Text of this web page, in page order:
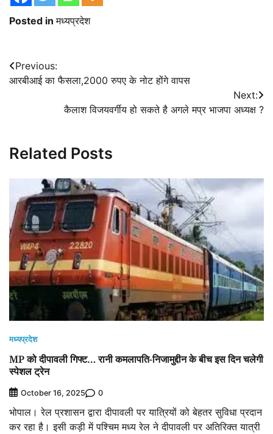
Posted inमध्यप्रदेश
Post
navigation
Previous:
आरबीआई का फैसला,2000 रुपए के नोट होंगे वापस
Next:
कैलाश विजयवर्गीय हो सकते है अगले मप्र भाजपा अध्यक्ष ?
Related Posts
मध्यप्रदेश
MP को दीपावली गिफ्ट… रानी कमलापति-निजामुद्दीन के बीच इस दिन चलेगी
स्पेशल ट्रेन
October 16, 2025 0
भोपाल। रेल प्रशासन द्वारा दीपावली पर यात्रियों को बेहतर सुविधा प्रदान
कर रहा है। इसी कड़ी में पश्चिम मध्य रेल ने दीपावली पर अतिरिक्त यात्री